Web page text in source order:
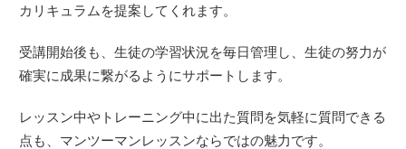
カリキュラムを提案してくれます。
受講開始後も、生徒の学習状況を毎日管理し、生徒の努力が
確実に成果に繋がるようにサポートします。
レッスン中やトレーニング中に出た質問を気軽に質問できる
点も、マンツーマンレッスンならではの魅力です。